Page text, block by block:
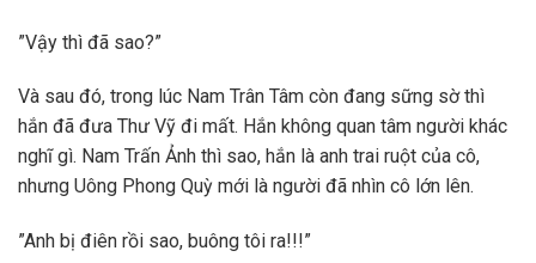
”Vậy thì đã sao?”
Và sau đó, trong lúc Nam Trân Tâm còn đang sững sờ thì
hắn đã đưa Thư Vỹ đi mất. Hắn không quan tâm người khác
nghĩ gì. Nam Trấn Ảnh thì sao, hắn là anh trai ruột của cô,
nhưng Uông Phong Quỳ mới là người đã nhìn cô lớn lên.
”Anh bị điên rồi sao, buông tôi ra!!!”